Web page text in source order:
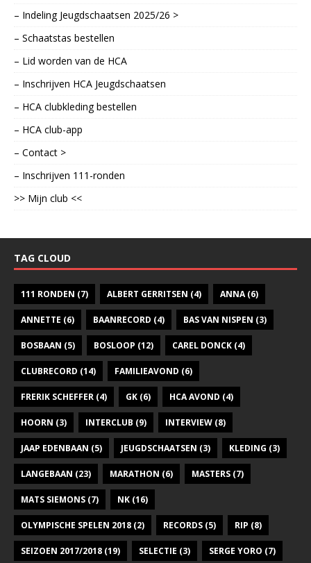
– Indeling Jeugdschaatsen 2025/26 >
– Schaatstas bestellen
– Lid worden van de HCA
– Inschrijven HCA Jeugdschaatsen
– HCA clubkleding bestellen
– HCA club-app
– Contact >
– Inschrijven 111-ronden
>> Mijn club <<
TAG CLOUD
111 RONDEN (7) ALBERT GERRITSEN (4) ANNA(6)
ANNETTE (6) BAANRECORD (4) BAS VAN NISPEN (3)
BOSBAAN (5) BOSLOOP (12) CAREL DONCK (4)
CLUBRECORD (14) FAMILIEAVOND (6)
FRERIK SCHEFFER (4) GK (6) HCA AVOND (4)
HOORN (3) INTERCLUB (9) INTERVIEW (8)
JAAP EDENBAAN (5) JEUGDSCHAATSEN (3) KLEDING (3)
LANGEBAAN (23) MARATHON (6) MASTERS (7)
MATS SIEMONS (7) NK (16)
OLYMPISCHE SPELEN 2018 (2) RECORDS (5) RIP (8)
SEIZOEN 2017/2018 (19) SELECTIE (3) SERGE YORO (7)